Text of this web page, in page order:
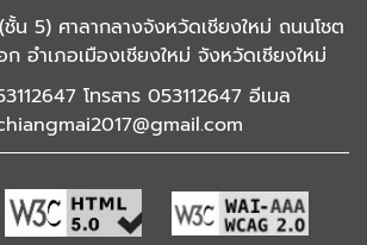
ชั้น 5) ศาลากลางจังหวัดเชียงใหม่ ถนนโชต
ก อำเภอเมืองเชียงใหม่ จังหวัดเชียงใหม่
โทรสาร 053112647 อีเมล